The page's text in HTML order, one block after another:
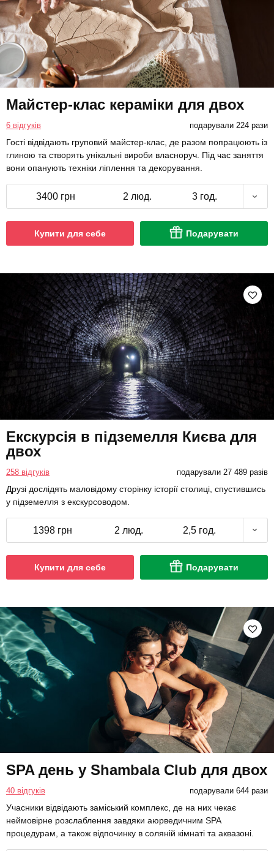
Майстер-клас кераміки для двох
6 відгуків подарували 224 рази
Гості відвідають груповий майстер-клас, де разом попрацюють із
глиною та створять унікальні вироби власноруч. Під час заняття
вони опанують техніки ліплення та декорування.
3400 грн 2 люд. 3 год.
Купити для себе Подарувати
Екскурсія в підземелля Києва для
двох
258 відгуків подарували 27 489 разів
Друзі дослідять маловідому сторінку історії столиці, спустившись
у підземелля з екскурсоводом.
1398 грн 2 люд. 2,5 год.
Купити для себе Подарувати
SPA день у Shambala Club для двох
40 відгуків подарували 644 рази
Учасники відвідають заміський комплекс, де на них чекає
неймовірне розслаблення завдяки аюрведичним SPA
процедурам, а також відпочинку в соляній кімнаті та аквазоні.